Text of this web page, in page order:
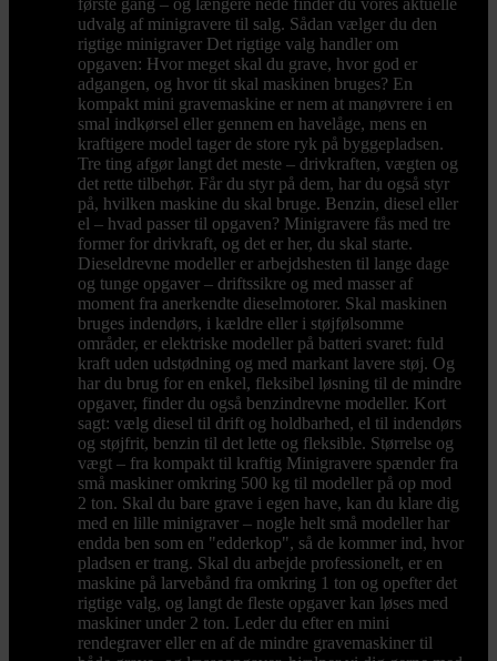
første gang – og længere nede finder du vores aktuelle
udvalg af minigravere til salg. Sådan vælger du den
rigtige minigraver Det rigtige valg handler om
opgaven: Hvor meget skal du grave, hvor god er
adgangen, og hvor tit skal maskinen bruges? En
kompakt mini gravemaskine er nem at manøvrere i en
smal indkørsel eller gennem en havelåge, mens en
kraftigere model tager de store ryk på byggepladsen.
Tre ting afgør langt det meste – drivkraften, vægten og
det rette tilbehør. Får du styr på dem, har du også styr
på, hvilken maskine du skal bruge. Benzin, diesel eller
el – hvad passer til opgaven? Minigravere fås med tre
former for drivkraft, og det er her, du skal starte.
Dieseldrevne modeller er arbejdshesten til lange dage
og tunge opgaver – driftssikre og med masser af
moment fra anerkendte dieselmotorer. Skal maskinen
bruges indendørs, i kældre eller i støjfølsomme
områder, er elektriske modeller på batteri svaret: fuld
kraft uden udstødning og med markant lavere støj. Og
har du brug for en enkel, fleksibel løsning til de mindre
opgaver, finder du også benzindrevne modeller. Kort
sagt: vælg diesel til drift og holdbarhed, el til indendørs
og støjfrit, benzin til det lette og fleksible. Størrelse og
vægt – fra kompakt til kraftig Minigravere spænder fra
små maskiner omkring 500 kg til modeller på op mod
2 ton. Skal du bare grave i egen have, kan du klare dig
med en lille minigraver – nogle helt små modeller har
endda ben som en "edderkop", så de kommer ind, hvor
pladsen er trang. Skal du arbejde professionelt, er en
maskine på larvebånd fra omkring 1 ton og opefter det
rigtige valg, og langt de fleste opgaver kan løses med
maskiner under 2 ton. Leder du efter en mini
rendegraver eller en af de mindre gravemaskiner til